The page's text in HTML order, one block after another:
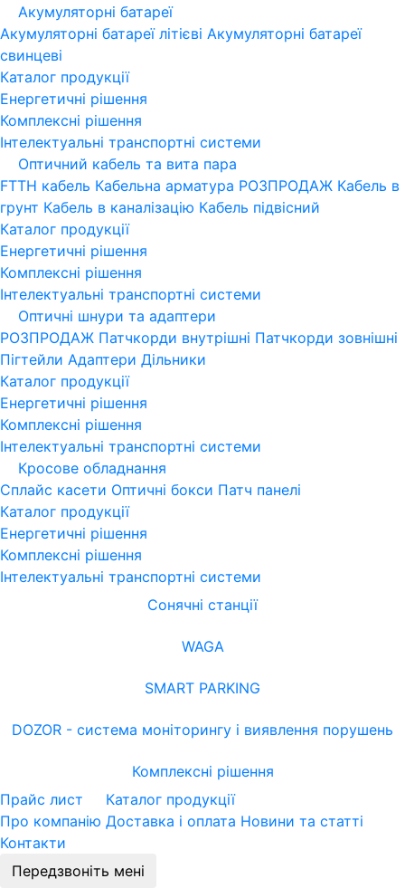
Акумуляторні батареї
Акумуляторні батареї літієві Акумуляторні батареї
свинцеві
Каталог продукції
Енергетичні рішення
Комплексні рішення
Інтелектуальні транспортні системи
Оптичний кабель та вита пара
FTTH кабель Кабельна арматура РОЗПРОДАЖ Кабель в
грунт Кабель в каналізацію Кабель підвісний
Каталог продукції
Енергетичні рішення
Комплексні рішення
Інтелектуальні транспортні системи
Оптичні шнури та адаптери
РОЗПРОДАЖ Патчкорди внутрішні Патчкорди зовнішні
Пігтейли Адаптери Дільники
Каталог продукції
Енергетичні рішення
Комплексні рішення
Інтелектуальні транспортні системи
Кросове обладнання
Сплайс касети Оптичні бокси Патч панелі
Каталог продукції
Енергетичні рішення
Комплексні рішення
Інтелектуальні транспортні системи
Сонячні станції
WAGA
SMART PARKING
DOZOR - система моніторингу і виявлення порушень
Комплексні рішення
Прайс лист
Каталог продукції
Про компанію Доставка і оплата Новини та статті
Контакти
Передзвоніть мені